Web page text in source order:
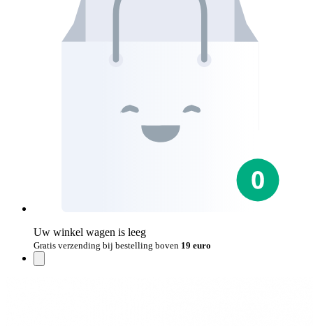
Uw winkel wagen is leeg
Gratis verzending bij bestelling boven 19 euro